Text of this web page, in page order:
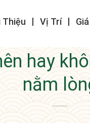
Thiệu Vị Trí
hay
nằm